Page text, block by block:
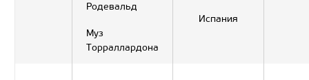
Родевальд
Муз
Торраллардона
Испания